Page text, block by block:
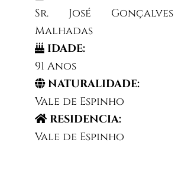
Sr. José Gonçalves
Malhadas
IDADE:
91 Anos
NATURALIDADE:
Vale de Espinho
RESIDENCIA:
Vale de Espinho